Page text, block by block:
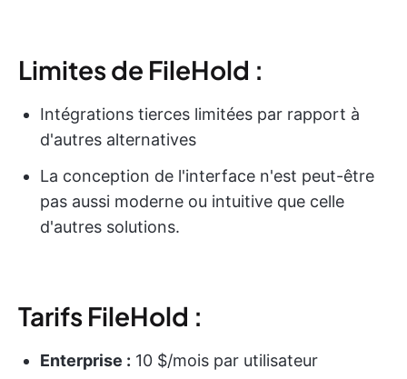
Limites de FileHold :
Intégrations tierces limitées par rapport à
d'autres alternatives
La conception de l'interface n'est peut-être
pas aussi moderne ou intuitive que celle
d'autres solutions.
Tarifs FileHold :
Enterprise : 10 $/mois par utilisateur